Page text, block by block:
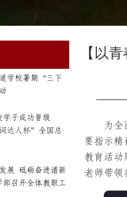
学校暑期“三下
子成功晋级
达人杯”全国总
展 砥砺奋进谱新
召开全体教职工
【以
为全
要指示精
教育活动
老师带领